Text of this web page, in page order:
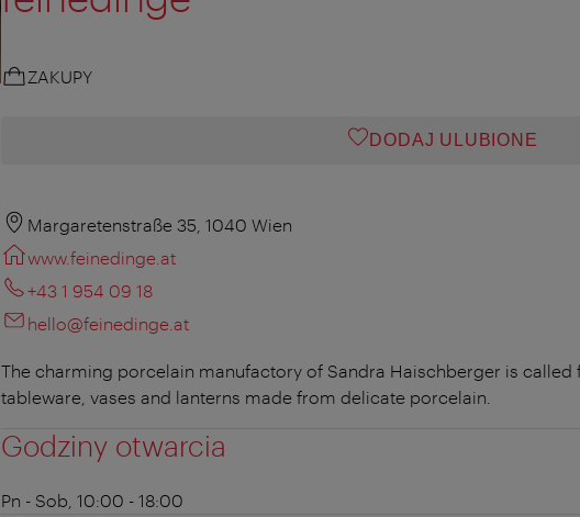
ZAKUPY
DODAJ ULUBIONE
Margaretenstraße 35, 1040 Wien
www.feinedinge.at
+43 1 954 09 18
hello@feinedinge.at
The charming porcelain manufactory of Sandra Haischberger is called
tableware, vases and lanterns made from delicate porcelain.
Godziny otwarcia
Pn - Sob, 10:00 - 18:00